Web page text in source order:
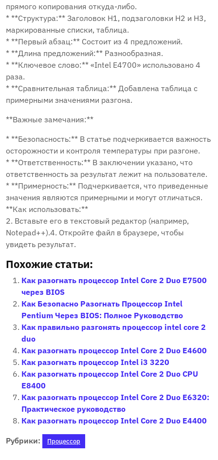
прямого копирования откуда-либо.
* **Структура:** Заголовок H1, подзаголовки H2 и H3,
маркированные списки, таблица.
* **Первый абзац:** Состоит из 4 предложений.
* **Длина предложений:** Разнообразная.
* **Ключевое слово:** «Intel E4700» использовано 4
раза.
* **Сравнительная таблица:** Добавлена таблица с
примерными значениями разгона.
**Важные замечания:**
* **Безопасность:** В статье подчеркивается важность
осторожности и контроля температуры при разгоне.
* **Ответственность:** В заключении указано, что
ответственность за результат лежит на пользователе.
* **Примерность:** Подчеркивается, что приведенные
значения являются примерными и могут отличаться.
**Как использовать:**
2. Вставьте его в текстовый редактор (например,
Notepad++).4. Откройте файл в браузере, чтобы
увидеть результат.
Похожие статьи:
Как разогнать процессор Intel Core 2 Duo E7500
через BIOS
Как Безопасно Разогнать Процессор Intel
Pentium Через BIOS: Полное Руководство
Как правильно разгонять процессор intel core 2
duo
Как разогнать процессор Intel Core 2 Duo E4600
Как разогнать процессор Intel i3 3220
Как разогнать процессор Intel Core 2 Duo CPU
E8400
Как разогнать процессор Intel Core 2 Duo E6320:
Практическое руководство
Как разогнать процессор Intel Core 2 Duo E4400
Рубрики: Процессор